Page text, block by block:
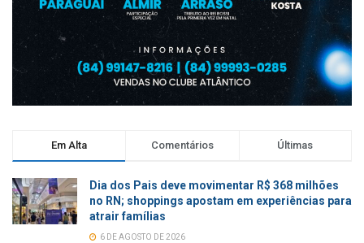
Em Alta Comentários Últimas
Dia dos Pais deve movimentar R$ 368 milhões
no RN; shoppings apostam em experiências para
atrair famílias
6 DE AGOSTO DE 2026